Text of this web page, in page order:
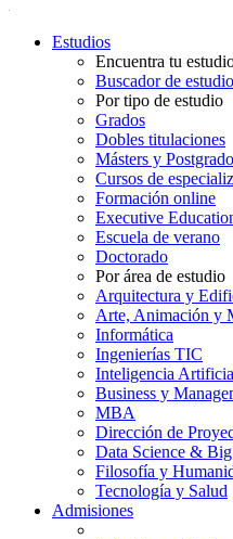
Estudios
Encuentra tu
Buscador de
Por tipo de estudio
Grados
Dobles titulaciones
Másters y
Cursos de
Formación online
Executive
Escuela de verano
Doctorado
Por área de estudio
Arquitectura y
Arte, Animación y
Informática
Ingenierías TIC
Inteligencia
Business y
MBA
Dirección de
Data Science &
Filosofía y
Tecnología y Salud
Admisiones